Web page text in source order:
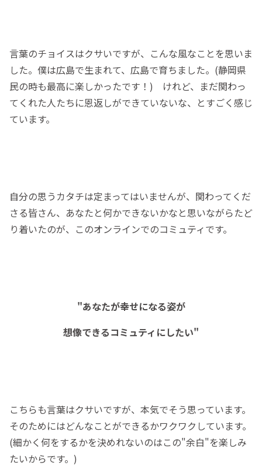
言葉のチョイスはクサいですが、こんな風なことを思いま
した。僕は広島で生まれて、広島で育ちました。(静岡県
民の時も最高に楽しかったです！) けれど、まだ関わっ
てくれた人たちに恩返しができていないな、とすごく感じ
ています。
自分の思うカタチは定まってはいませんが、関わってくだ
さる皆さん、あなたと何かできないかなと思いながらたど
り着いたのが、このオンラインでのコミュティです。
"あなたが幸せになる姿が
想像できるコミュティにしたい"
こちらも言葉はクサいですが、本気でそう思っています。
そのためにはどんなことができるかワクワクしています。
(細かく何をするかを決めれないのはこの"余白"を楽しみ
たいからです。)